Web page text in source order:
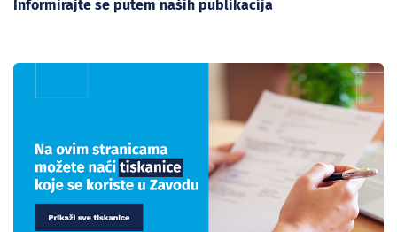
Informirajte se putem naših publikacija